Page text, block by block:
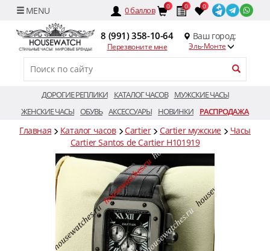
0баллов 0 0 0
8 (991) 358-10-64
Перезвоните мне
Ваш город:
Эль-Монте
ДОРОГИЕ РЕПЛИКИ КАТАЛОГ ЧАСОВ
МУЖСКИЕ ЧАСЫ
ЖЕНСКИЕ ЧАСЫ ОБУВЬ АКСЕССУАРЫ НОВИНКИ РАСПРОДАЖА
Главная Каталог часов Cartier Cartier мужские
Часы
Cartier Santos de Cartier H101919